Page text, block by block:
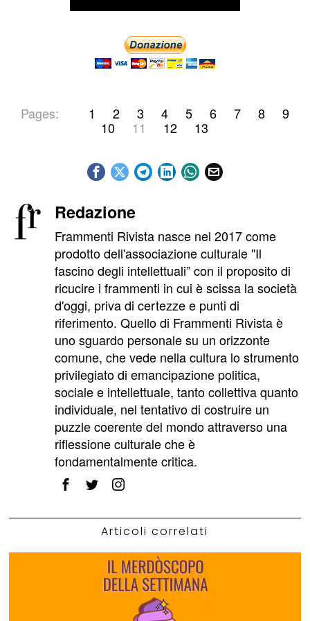
Pages: 1 2 3 4 5 6 7 8
9
10
11 12 13
Redazione
Frammenti Rivista nasce nel 2017 come
prodotto dell'associazione culturale "Il
fascino degli intellettuali” con il proposito di
ricucire i frammenti in cui è scissa la società
d'oggi, priva di certezze e punti di
riferimento. Quello di Frammenti Rivista è
uno sguardo personale su un orizzonte
comune, che vede nella cultura lo strumento
privilegiato di emancipazione politica,
sociale e intellettuale, tanto collettiva quanto
individuale, nel tentativo di costruire un
puzzle coerente del mondo attraverso una
riflessione culturale che è
fondamentalmente critica.
Articoli correlati